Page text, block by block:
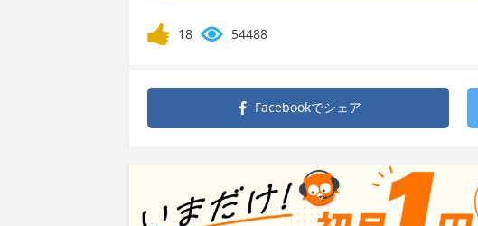
18 54488
Facebookでシェア